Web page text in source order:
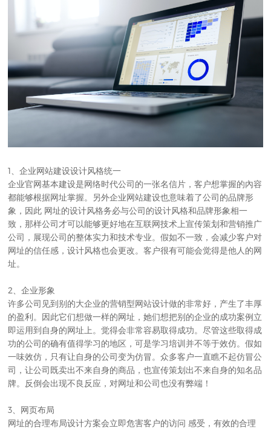
1、企业网站建设设计风格统一
企业官网基本建设是网络时代公司的一张名信片，客户想掌握的內容
都能够根据网址掌握。另外企业网站建设也意味着了公司的品牌形
象，因此 网址的设计风格务必与公司的设计风格和品牌形象相一
致，那样公司才可以能够更好地在互联网技术上宣传策划和营销推广
公司，展现公司的整体实力和技术专业。假如不一致，会减少客户对
网址的信任感，设计风格也会更改。客户很有可能会觉得是他人的网
址。
2、企业形象
许多公司见到别的大企业的营销型网站设计做的非常好，产生了丰厚
的盈利。因此它们想做一样的网址，她们想把别的企业的成功案例立
即运用到自身的网址上。觉得会非常容易取得成功。尽管这些取得成
功的公司的确有值得学习的地区，可是学习培训并不等于效仿。假如
一味效仿，只有让自身的公司变为仿冒。众多客户一直瞧不起仿冒公
司，让公司既卖出不来自身的商品，也宣传策划出不来自身的知名品
牌。反倒会出现不良反应，对网址和公司也没有弊端！
3、网页布局
网址的合理布局设计方案会立即危害客户的访问 感受，有效的合理